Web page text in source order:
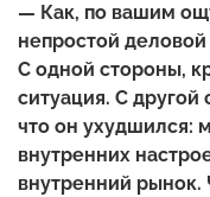
— Как, по вашим
непростой
С одной стороны,
ситуация. С другой
что он ухудшился:
внутренних
внутренний рынок.